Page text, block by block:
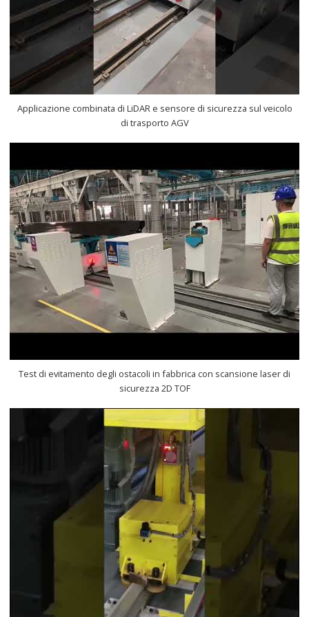
Applicazione combinata di LiDAR e sensore di sicurezza sul veicolo
di trasporto AGV
Test di evitamento degli ostacoli in fabbrica con scansione laser di
sicurezza 2D TOF